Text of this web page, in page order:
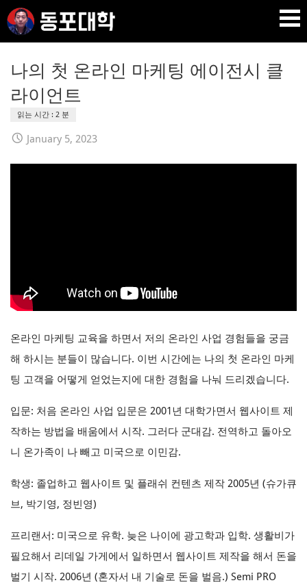
Skip
to
content
DPU SEO
재미 동포 사업가의 실전 온라인 사업 강의 🇰🇷 🇺🇸
나의 첫 온라인 마케팅 에이전시 클
라이언트
January 5, 2023
온라인 마케팅 교육을 하면서 저의 온라인 사업 경험들을 궁금
해 하시는 분들이 많습니다. 이번 시간에는 나의 첫 온라인 마케
팅 고객을 어떻게 얻었는지에 대한 경험을 나눠 드리겠습니다.
입문: 처음 온라인 사업 입문은 2001년 대학가면서 웹사이트 제
작하는 방법을 배움에서 시작. 그러다 군대감. 전역하고 돌아오
니 온가족이 나 빼고 미국으로 이민감.
학생: 졸업하고 웹사이트 및 플래쉬 컨텐츠 제작 2005년 (슈가큐
브, 박기영, 정빈영)
프리랜서: 미국으로 유학. 늦은 나이에 광고학과 입학. 생활비가
필요해서 리데일 가게에서 일하면서 웹사이트 제작을 해서 돈을
벌기 시작. 2006년 (혼자서 내 기술로 돈을 벌음.) Semi PRO